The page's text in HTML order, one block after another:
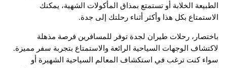
الطبيعة الخلابة أو تستمتع بمذاق المأكولات الشهية، يمكنك
الاستمتاع بكل هذا وأكثر أثناء رحلتك إلى جدة.
باختصار، رحلات طيران لجدة توفر للمسافرين فرصة مذهلة
لاكتشاف الوجهات السياحية الرائعة والاستمتاع بتجربة سفر مميزة.
سواء كنت ترغب في استكشاف المعالم السياحية الشهيرة أو